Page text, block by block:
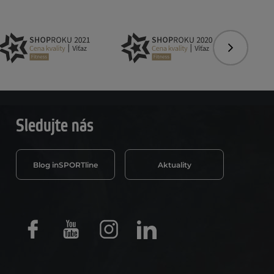
Sledujte nás
Blog inSPORTline Aktuality
FacebookYoutube InstagramLinkedIn